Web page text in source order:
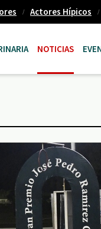
Actores Hípicos
NOTICIAS